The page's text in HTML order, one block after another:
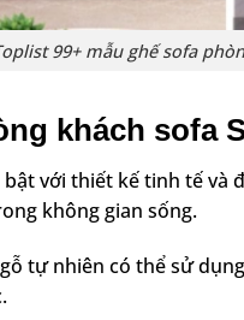
99+ mẫu ghế sofa
khách sofa
bật với thiết kế tinh tế và
không gian sống.
tự nhiên có thể sử